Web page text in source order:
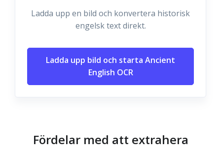
Ladda upp en bild och konvertera historisk
engelsk text direkt.
Ladda upp bild och starta Ancient
English OCR
Fördelar med att extrahera